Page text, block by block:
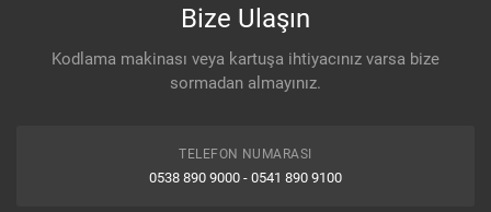
Bize Ulaşın
Kodlama makinası veya kartuşa ihtiyacınız varsa bize
sormadan almayınız.
TELEFON NUMARASI
0538 890 9000 - 0541 890 9100